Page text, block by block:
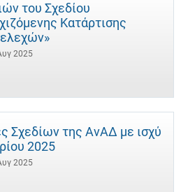
του Σχεδίου
Κατάρτισης
2025
Σχεδίων της ΑνΑΔ με ισχύ
2025
2025